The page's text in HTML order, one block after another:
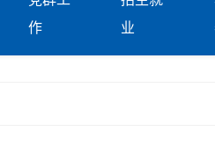
作
业